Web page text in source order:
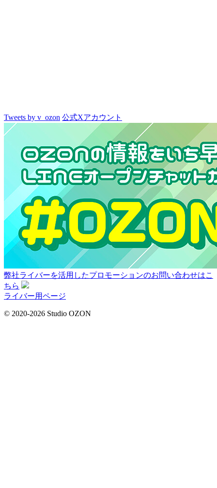
Tweets by v_ozon 公式Xアカウント
弊社ライバーを活用したプロモーションのお問い合わせはこ
ちら
ライバー用ページ
© 2020-2026 Studio OZON